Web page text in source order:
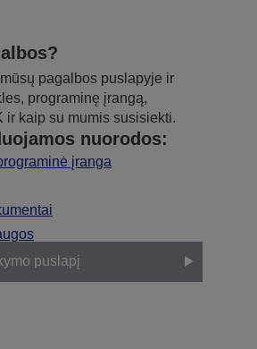
pagalbos puslapyje ir
programinę įrangą,
ir kaip su mumis susisiekti.
nuorodos:
įranga
puslapį